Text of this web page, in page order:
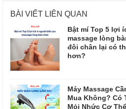
BÀI VIẾT LIÊN QUAN
Bật mí Top 5 lợi
massage lòng
đôi chân lại có
hơn?
Máy Massage
Mua Không? Có
Mỏi Nhức Cơ